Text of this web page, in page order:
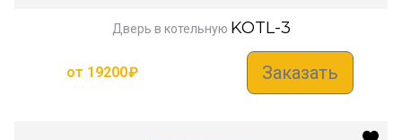
Дверь в котельную KOTL-3
от 19200₽ Заказать